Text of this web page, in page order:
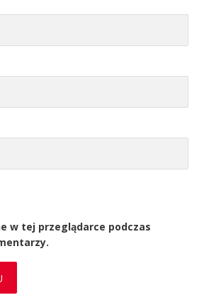
w tej przeglądarce podczas